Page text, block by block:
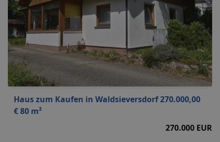
Haus zum Kaufen in Waldsieversdorf 270.000,00
€ 80 m²
270.000 EUR